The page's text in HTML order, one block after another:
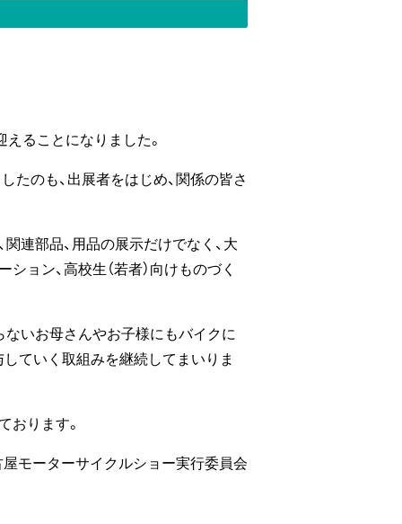
ることになりました。
のも、出展者をはじめ、関係の皆さ
連部品、用品の展示だけでなく、大
ョン、高校生（若者）向けものづく
ないお母さんやお子様にもバイクに
ていく取組みを継続してまいりま
おります。
モーターサイクルショー実行委員会